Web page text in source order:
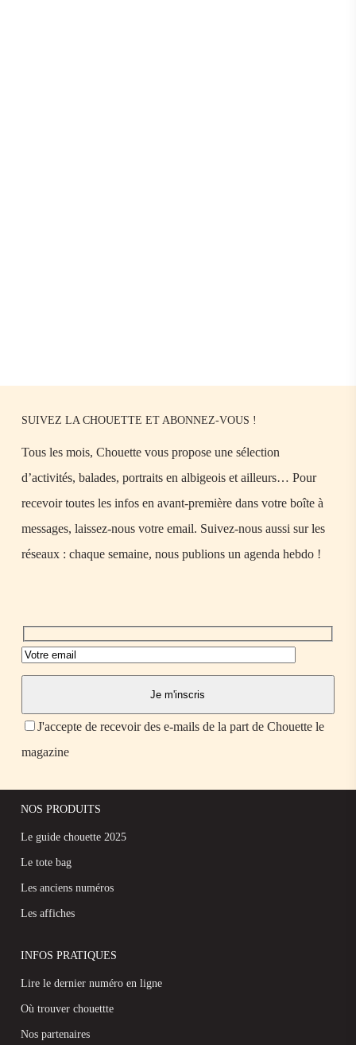
SUIVEZ LA CHOUETTE ET ABONNEZ-VOUS !
Tous les mois, Chouette vous propose une sélection
d’activités, balades, portraits en albigeois et ailleurs… Pour
recevoir toutes les infos en avant-première dans votre boîte à
messages, laissez-nous votre email. Suivez-nous aussi sur les
réseaux : chaque semaine, nous publions un agenda hebdo !
J'accepte de recevoir des e-mails de la part de Chouette le
magazine
NOS PRODUITS
Le guide chouette 2025
Le tote bag
Les anciens numéros
Les affiches
INFOS PRATIQUES
Lire le dernier numéro en ligne
Où trouver chouettte
Nos partenaires